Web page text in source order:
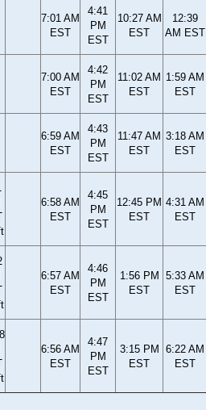
7:01 AM
EST
4:41
PM
EST
10:27 AM
EST
12:39
AM EST
7:00 AM
EST
4:42
PM
EST
11:02 AM
EST
1:59 AM
EST
6:59 AM
EST
4:43
PM
EST
11:47 AM
EST
3:18 AM
EST
6:58 AM
EST
4:45
PM
EST
12:45 PM
EST
4:31 AM
EST
6:57 AM
EST
4:46
PM
EST
1:56 PM
EST
5:33 AM
EST
6:56 AM
EST
4:47
PM
EST
3:15 PM
EST
6:22 AM
EST